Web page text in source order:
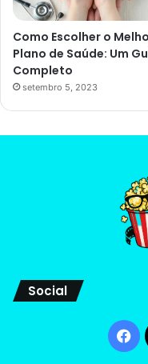
Como Escolher o
Plano de Saúde: Um
Completo
setembro 5, 2023
Social